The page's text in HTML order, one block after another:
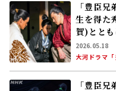
「豊臣
生を得た
賀)とと
が……
2026.05.18
大河ドラマ「
「豊臣